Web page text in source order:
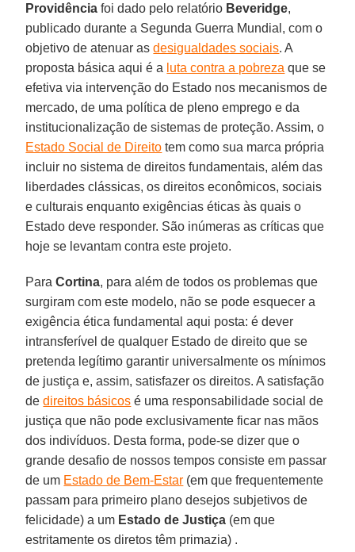
Providência foi dado pelo relatório Beveridge,
publicado durante a Segunda Guerra Mundial, com o
objetivo de atenuar asdesigualdades sociais. A
proposta básica aqui é a luta contra a pobreza que se
efetiva via intervenção do Estado nos mecanismos de
mercado, de uma política de pleno emprego e da
institucionalização de sistemas de proteção. Assim, o
Estado Social de Direito tem como sua marca própria
incluir no sistema de direitos fundamentais, além das
liberdades clássicas, os direitos econômicos, sociais
e culturais enquanto exigências éticas às quais o
Estado deve responder. São inúmeras as críticas que
hoje se levantam contra este projeto.
ParaCortina, para além de todos os problemas que
surgiram com este modelo, não se pode esquecer a
exigência ética fundamental aqui posta: é dever
intransferível de qualquer Estado de direito que se
pretenda legítimo garantir universalmente os mínimos
de justiça e, assim, satisfazer os direitos. A satisfação
de direitos básicos é uma responsabilidade social de
justiça que não pode exclusivamente ficar nas mãos
dos indivíduos. Desta forma, pode-se dizer que o
grande desafio de nossos tempos consiste em passar
de um Estado de Bem-Estar (em que frequentemente
passam para primeiro plano desejos subjetivos de
felicidade) a um Estado de Justiça (em que
estritamente os diretos têm primazia) .